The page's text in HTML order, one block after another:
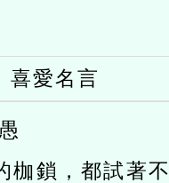
喜愛名言
枷鎖，都試著